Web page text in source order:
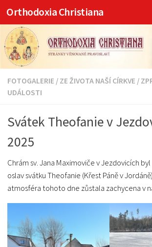
Skip to content
Orthodoxia Christiana
FOTOGALERIE / ZE ŽIVOTA NAŠÍ CÍRKVE /
UDÁLOSTI
Svátek Theofanie v
2025
Chrám sv. Jana Maximoviče v Jezdovicích
oslav svátku Theofanie (Křest Páně v
atmosféra tohoto dne zůstala zachycena v